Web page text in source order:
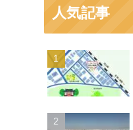
人気記事